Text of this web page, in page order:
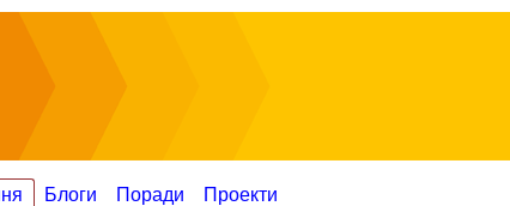
Блоги Поради
Проекти